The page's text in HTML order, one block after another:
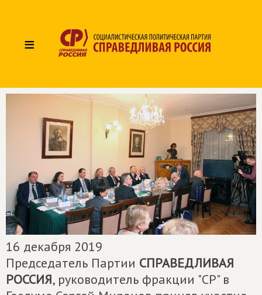
≡
16 декабря 2019
Председатель Партии СПРАВЕДЛИВАЯ
РОССИЯ, руководитель фракции "СР" в